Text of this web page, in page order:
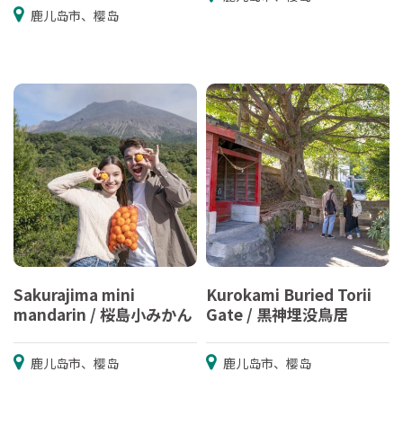
鹿儿岛市、樱岛
Sakurajima mini
mandarin / 桜島小みかん
鹿儿岛市、樱岛
Kurokami Buried Torii
Gate / 黒神埋没鳥居
鹿儿岛市、樱岛